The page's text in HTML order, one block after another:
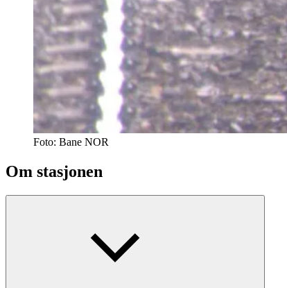
Foto: Bane NOR
Om stasjonen